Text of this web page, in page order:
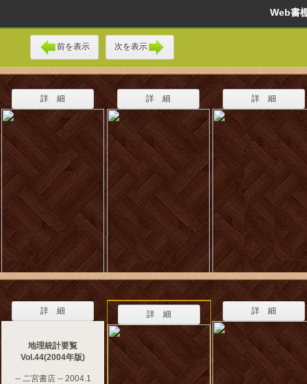
Web
前を表示 次を表示
詳 細 詳 細 詳 細
詳 細
地理統計要覧
Vol.44(2004年版)
-- 二宮書店 -- 2004.1
詳 細 詳 細